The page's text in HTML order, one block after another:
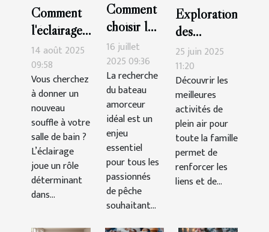
Comment
l'éclairage
peut
transformer
votre salle
de bain ?
14 août 2025
09:58
Vous cherchez
à donner un
nouveau
souffle à votre
salle de bain ?
L’éclairage
joue un rôle
déterminant
dans...
Comment
choisir le
meilleur
bateau
amorceur
pour vos
sessions
de pêche
?
16 juillet
2025 09:36
La recherche
du bateau
amorceur
idéal est un
enjeu
essentiel
pour tous les
passionnés
de pêche
souhaitant...
Exploration
des
meilleures
activités de
plein air
pour toute
la famille
25 juin 2025
11:20
Découvrir les
meilleures
activités de
plein air pour
toute la famille
permet de
renforcer les
liens et de...